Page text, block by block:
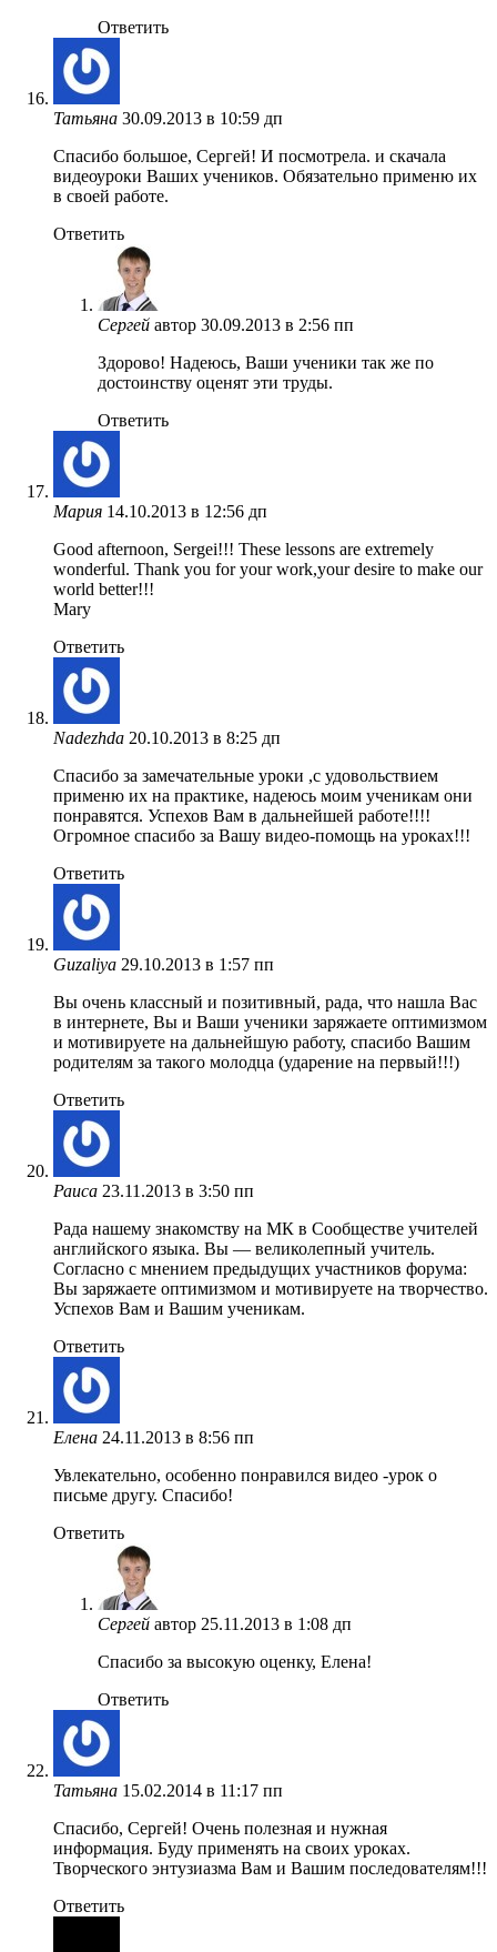
Ответить
Татьяна 30.09.2013 в 10:59 дп
Спасибо большое, Сергей! И посмотрела. и скачала
видеоуроки Ваших учеников. Обязательно применю их
в своей работе.
Ответить
Сергей автор 30.09.2013 в 2:56 пп
Здорово! Надеюсь, Ваши ученики так же по
достоинству оценят эти труды.
Ответить
Мария 14.10.2013 в 12:56 дп
Good afternoon, Sergei!!! These lessons are extremely
wonderful. Thank you for your work,your desire to make our
world better!!!
Mary
Ответить
Nadezhda 20.10.2013 в 8:25 дп
Спасибо за замечательные уроки ,с удовольствием
применю их на практике, надеюсь моим ученикам они
понравятся. Успехов Вам в дальнейшей работе!!!!
Огромное спасибо за Вашу видео-помощь на уроках!!!
Ответить
Guzaliya 29.10.2013 в 1:57 пп
Вы очень классный и позитивный, рада, что нашла Вас
в интернете, Вы и Ваши ученики заряжаете оптимизмом
и мотивируете на дальнейшую работу, спасибо Вашим
родителям за такого молодца (ударение на первый!!!)
Ответить
Раиса 23.11.2013 в 3:50 пп
Рада нашему знакомству на МК в Сообществе учителей
английского языка. Вы — великолепный учитель.
Согласно с мнением предыдущих участников форума:
Вы заряжаете оптимизмом и мотивируете на творчество.
Успехов Вам и Вашим ученикам.
Ответить
Елена 24.11.2013 в 8:56 пп
Увлекательно, особенно понравился видео -урок о
письме другу. Спасибо!
Ответить
Сергей автор 25.11.2013 в 1:08 дп
Спасибо за высокую оценку, Елена!
Ответить
Татьяна 15.02.2014 в 11:17 пп
Спасибо, Сергей! Очень полезная и нужная
информация. Буду применять на своих уроках.
Творческого энтузиазма Вам и Вашим последователям!!!
Ответить